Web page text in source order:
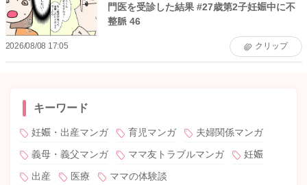
門医を受診した結果 #27歳第2子妊娠中に不
整脈 46
2026/08/08 17:05 クリップ
キーワード
妊娠・出産マンガ 育児マンガ
夫婦関係マンガ
義母・義父マンガ
ママ友トラブルマンガ
妊娠
出産
医療 ママの体験談